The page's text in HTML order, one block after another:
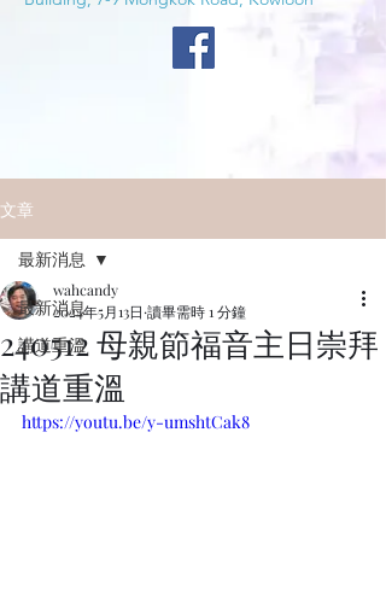
文章
最新消息
講道重溫
最新消息
240512 母親節福音主日崇拜
講道重溫
wahcandy
2024年5月13日 讀畢需時 1 分鐘
https://youtu.be/y-umshtCak8